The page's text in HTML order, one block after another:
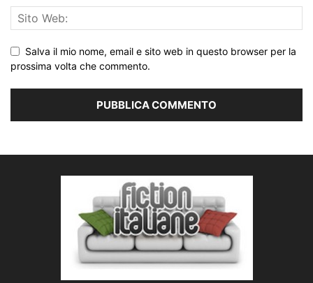
Salva il mio nome, email e sito web in questo browser per la
prossima volta che commento.